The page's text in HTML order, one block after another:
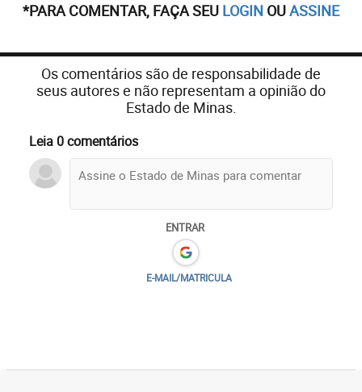
*PARA COMENTAR, FAÇA SEU LOGIN OUASSINE
Os comentários são de responsabilidade de
seus autores e não representam a opinião do
Estado de Minas.
Leia 0 comentários
ENTRAR
E-MAIL/MATRICULA